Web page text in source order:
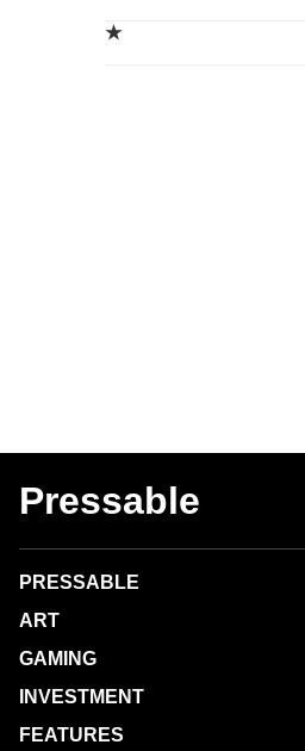
★
Pressable
PRESSABLE
ART
GAMING
INVESTMENT
FEATURES